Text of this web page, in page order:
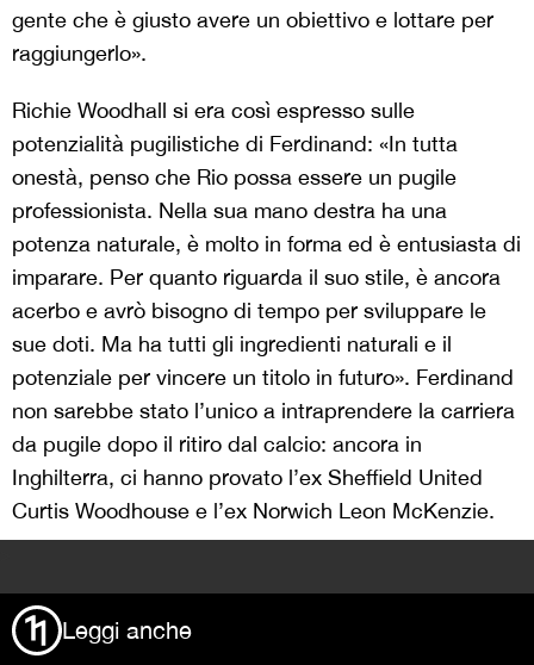
gente che è giusto avere un obiettivo e lottare per
raggiungerlo».
Richie Woodhall si era così espresso sulle
potenzialità pugilistiche di Ferdinand: «In tutta
onestà, penso che Rio possa essere un pugile
professionista. Nella sua mano destra ha una
potenza naturale, è molto in forma ed è entusiasta di
imparare. Per quanto riguarda il suo stile, è ancora
acerbo e avrò bisogno di tempo per sviluppare le
sue doti. Ma ha tutti gli ingredienti naturali e il
potenziale per vincere un titolo in futuro». Ferdinand
non sarebbe stato l’unico a intraprendere la carriera
da pugile dopo il ritiro dal calcio: ancora in
Inghilterra, ci hanno provato l’ex Sheffield United
Curtis Woodhouse e l’ex Norwich Leon McKenzie.
Leggi anche